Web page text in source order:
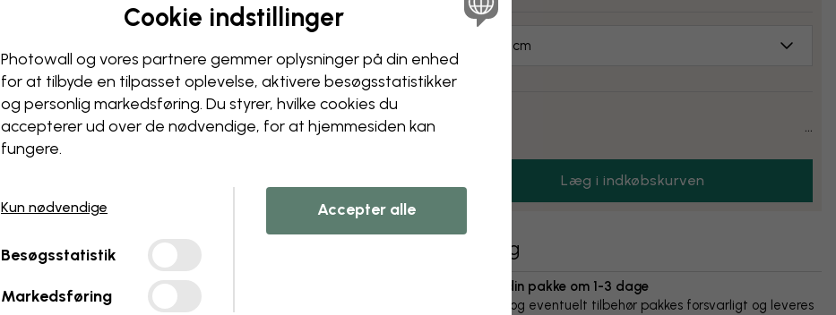
70x50 cm
...
Læg i indkøbskurven
Levering
Vi sender din pakke om 1-3 dage
Din plakat og eventuelt tilbehør pakkes forsvarligt og leveres
Cookie indstillinger
Photowall og vores partnere gemmer oplysninger på din enhed
for at tilbyde en tilpasset oplevelse, aktivere besøgs­statistikker
og personlig markedsføring. Du styrer, hvilke cookies du
accepterer ud over de nødvendige, for at hjemmesiden kan
fungere.
Kun nødvendige
Besøgsstatistik
Markedsføring
Accepter alle